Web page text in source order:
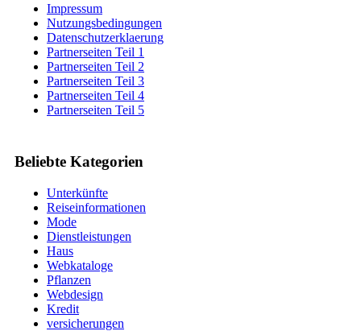
Beliebte Kategorien
Unterkünfte
Reiseinformationen
Mode
Dienstleistungen
Haus
Webkataloge
Pflanzen
Webdesign
Kredit
versicherungen
Impressum
Nutzungsbedingungen
Datenschutzerklaerung
Partnerseiten Teil 1
Partnerseiten Teil 2
Partnerseiten Teil 3
Partnerseiten Teil 4
Partnerseiten Teil 5